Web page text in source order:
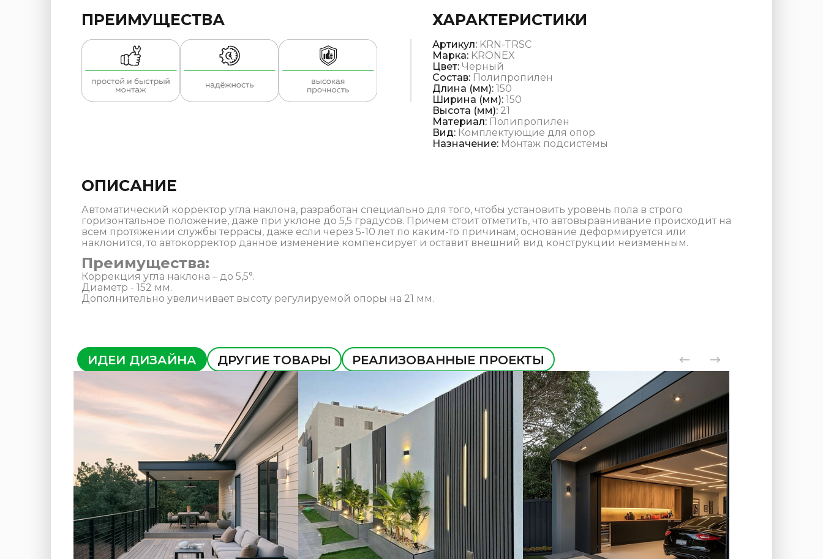
ПРЕИМУЩЕСТВА ХАРАКТЕРИСТИКИ
Артикул: KRN-TRSC
Марка: KRONEX
Цвет: Черный
Состав: Полипропилен
Длина (мм): 150
Ширина (мм): 150
Высота (мм): 21
Материал: Полипропилен
Вид: Комплектующие для опор
Назначение: Монтаж подсистемы
ОПИСАНИЕ
Автоматический корректор угла наклона, разработан специально для того, чтобы установить уровень пола в строго
горизонтальное положение, даже при уклоне до 5,5 градусов. Причем стоит отметить, что автовыравнивание происходит на
всем протяжении службы террасы, даже если через 5-10 лет по каким-то причинам, основание деформируется или
наклонится, то автокорректор данное изменение компенсирует и оставит внешний вид конструкции неизменным.
Преимущества:
Коррекция угла наклона – до 5,5°.
Диаметр - 152 мм.
Дополнительно увеличивает высоту регулируемой опоры на 21 мм.
ИДЕИ ДИЗАЙНА ДРУГИЕ ТОВАРЫ РЕАЛИЗОВАННЫЕ ПРОЕКТЫ